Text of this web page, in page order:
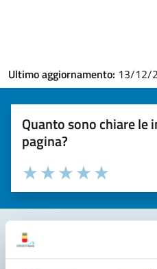
Ultimo aggiornamento: 13/12/
Quanto sono chiare
pagina?
Valuta la chiarezza delle
Seleziona il numero di
Valuta 5
Valuta 4 stelle
Valuta 3 stelle su 5
Valuta 2 stelle su 5
Valuta 1 stelle su 5